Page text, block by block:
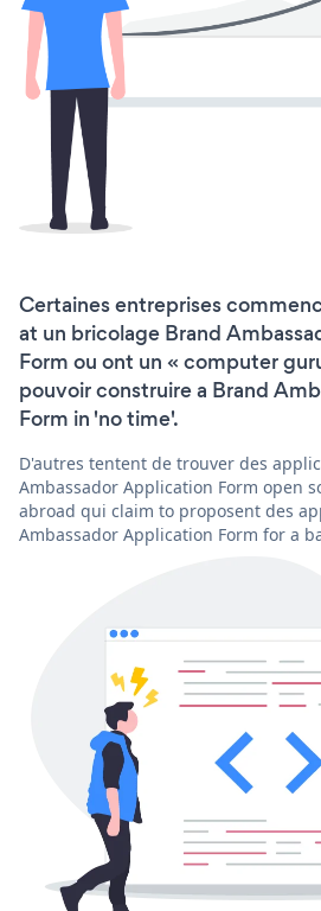
Certaines entreprises
at un bricolage Brand
Form ou ont un « computer
pouvoir construire a Brand
Form in 'no time'.
D'autres tentent de trouver des
Ambassador Application Form open
abroad qui claim to proposent des
Ambassador Application Form for a